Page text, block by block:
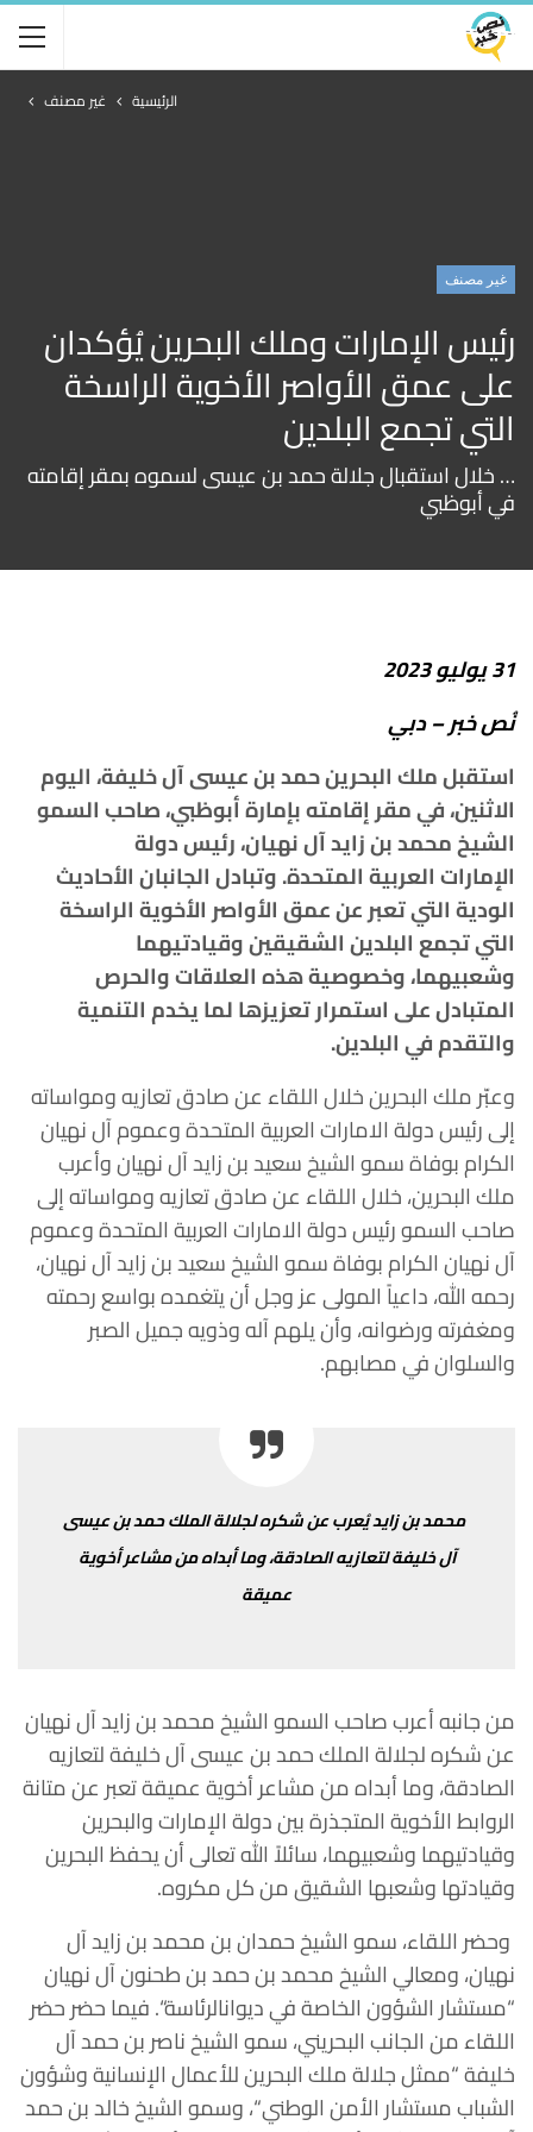
الرئيسية غير مصنف
غير مصنف
رئيس الإمارات وملك البحرين يُؤكدان
على عمق الأواصر الأخوية الراسخة
التي تجمع البلدين
… خلال استقبال جلالة حمد بن عيسى لسموه بمقر إقامته
في أبوظبي
31يوليو2023
نُصخبر–دبي
استقبلملكالبحرينحمدبنعيسىآلخليفة،اليوم
الاثنين،فيمقرإقامتهبإمارةأبوظبي،صاحبالسمو
الشيخمحمدبنزايدآلنهيان،رئيسدولة
الإماراتالعربيةالمتحدة.وتبادلالجانبانالأحاديث
الوديةالتيتعبرعنعمقالأواصرالأخويةالراسخة
التيتجمعالبلدينالشقيقينوقيادتيهما
وشعبيهما،وخصوصيةهذهالعلاقاتوالحرص
المتبادلعلىاستمرارتعزيزهالمايخدمالتنمية
والتقدمفيالبلدين.
وعبّرملكالبحرينخلالاللقاءعنصادقتعازيهومواساته
إلىرئيسدولةالاماراتالعربيةالمتحدةوعمومآلنهيان
الكرامبوفاةسموالشيخسعيدبنزايدآل نهيانوأعرب
ملكالبحرين،خلالاللقاءعنصادقتعازيهومواساتهإلى
صاحبالسمورئيسدولةالاماراتالعربيةالمتحدةوعموم
آلنهيانالكرامبوفاةسموالشيخ سعيدبنزايدآلنهيان،
رحمهالله،داعياًالمولىعزوجلأنيتغمدهبواسعرحمته
ومغفرتهورضوانه،وأنيلهمآلهوذويهجميلالصبر
والسلوانفيمصابهم.
محمدبنزايديُعربعنشكرهلجلالةالملكحمدبنعيسى
آلخليفةلتعازيهالصادقة،وماأبداهمنمشاعرأخوية
عميقة
منجانبهأعربصاحبالسموالشيخمحمدبنزايدآلنهيان
عنشكرهلجلالةالملكحمدبنعيسىآلخليفةلتعازيه
الصادقة،وماأبداهمنمشاعرأخوية عميقةتعبرعنمتانة
الروابطالأخويةالمتجذرةبيندولةالإماراتوالبحرين
وقيادتيهماوشعبيهما،سائلاًاللهتعالىأنيحفظالبحرين
وقيادتهاوشعبها الشقيق منكلمكروه.
وحضراللقاء،سموالشيخحمدانبنمحمدبنزايدآل
نهيان،ومعاليالشيخمحمدبنحمدبنطحنونآلنهيان
“مستشارالشؤونالخاصةفيديوانالرئاسة“.فيماحضرحضر
اللقاءمنالجانبالبحريني،سموالشيخناصربنحمدآل
خليفة“ممثلجلالةملكالبحرينللأعمالالإنسانيةوشؤون
الشبابمستشارالأمنالوطني“،وسموالشيخخالدبنحمد